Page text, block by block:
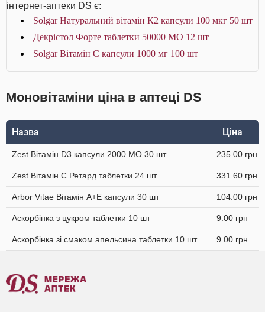
інтернет-аптеки DS є:
Solgar Натуральний вітамін К2 капсули 100 мкг 50 шт
Декрістол Форте таблетки 50000 МО 12 шт
Solgar Вітамін С капсули 1000 мг 100 шт
Моновітаміни ціна в аптеці DS
Назва Ціна
Zest Вітамін D3 капсули 2000 МО 30 шт 235.00 грн
Zest Вітамін C Ретард таблетки 24 шт 331.60 грн
Arbor Vitae Вітамін A+Е капсули 30 шт 104.00 грн
Аскорбінка з цукром таблетки 10 шт 9.00 грн
Аскорбінка зі смаком апельсина таблетки 10 шт 9.00 грн